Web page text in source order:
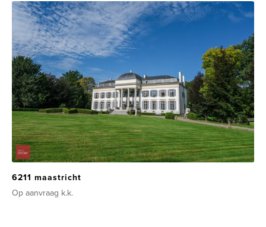
6211 maastricht
Op aanvraag k.k.